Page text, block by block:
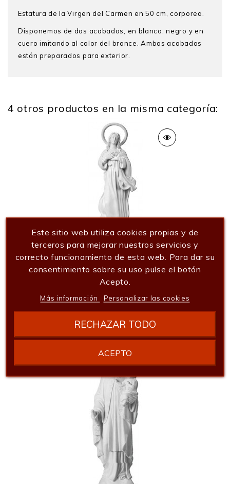
Estatura de la Virgen del Carmen en 50 cm, corporea.
Disponemos de dos acabados, en blanco, negro y en
cuero imitando al color del bronce. Ambos acabados
están preparados para exterior.
13
3 Kg
4 otros productos en la misma categoría:
834,54 €
Añadir al carrito
Este sitio web utiliza cookies propias y de
terceros para mejorar nuestros servicios y
correcto funcionamiento de esta web. Para dar su
consentimiento sobre su uso pulse el botón
Acepto.
Más información Personalizar las cookies
RECHAZAR TODO
ACEPTO